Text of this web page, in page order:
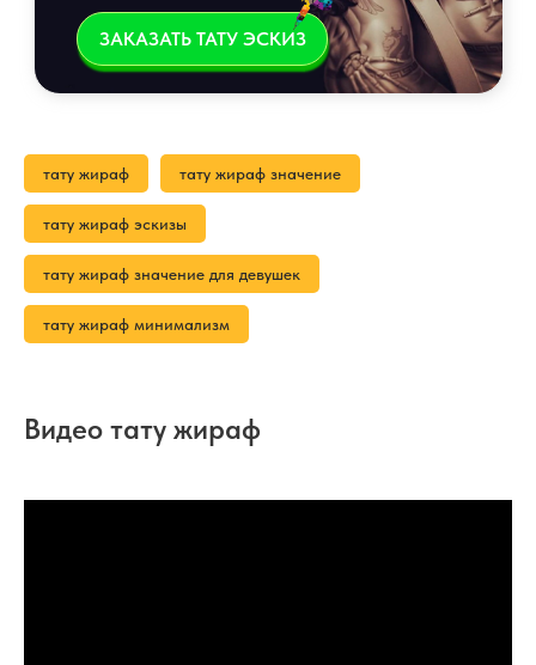
ЗАКАЗАТЬ ТАТУ ЭСКИЗ
тату жираф тату жираф значение
тату жираф эскизы
тату жираф значение для девушек
тату жираф минимализм
Видео тату жираф